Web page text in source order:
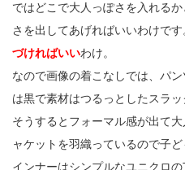
ではどこで大人っぽさを入れる
さを出してあげればいいわけです
づければいいわけ。
なので画像の着こなしでは、パ
は黒で素材はつるっとしたスラ
そうするとフォーマル感が出て
ャケットを羽織っているので子ど
インナーはシンプルなユニクロ